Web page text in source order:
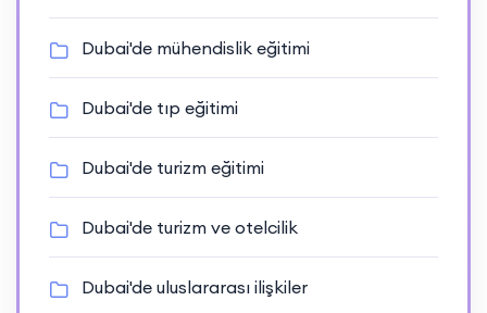
Dubai'de mühendislik eğitimi
Dubai'de tıp eğitimi
Dubai'de turizm eğitimi
Dubai'de turizm ve otelcilik
Dubai'de uluslararası ilişkiler